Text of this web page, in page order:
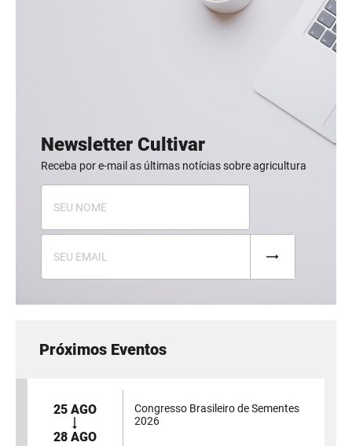
Newsletter Cultivar
Receba por e-mail as últimas notícias sobre agricultura
Próximos Eventos
25 AGO
28 AGO
Congresso Brasileiro de Sementes
2026